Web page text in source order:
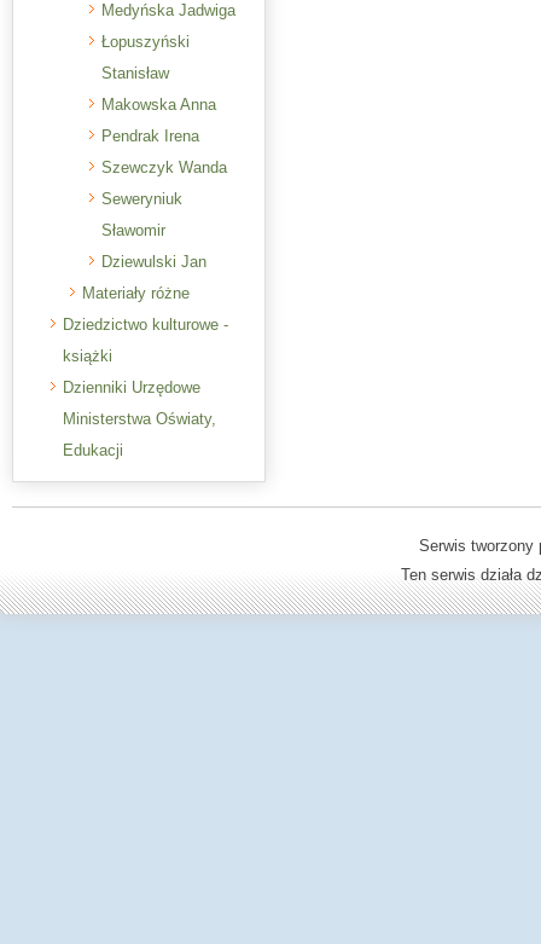
Medyńska Jadwiga
Łopuszyński
Stanisław
Makowska Anna
Pendrak Irena
Szewczyk Wanda
Seweryniuk
Sławomir
Dziewulski Jan
Materiały różne
Dziedzictwo kulturowe -
książki
Dzienniki Urzędowe
Ministerstwa Oświaty,
Edukacji
Serwis
Ten serwis działa